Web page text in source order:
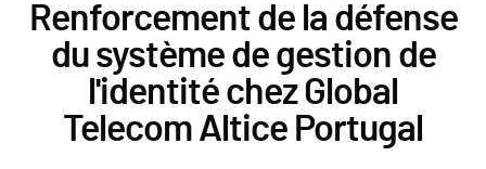
Renforcement de la défense
du système de gestion de
l'identité chez Global
Telecom Altice Portugal